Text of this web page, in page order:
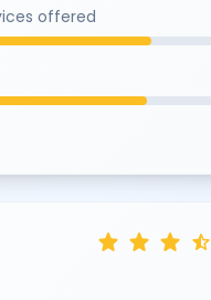
offered
star star star star_half